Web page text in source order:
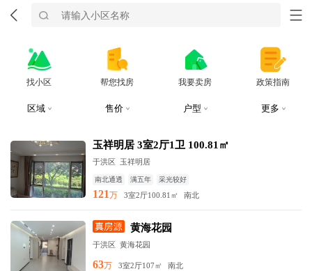
找小区 帮您找房 我要卖房 政策指南
区域 售价 户型 更多
玉祥明居 3室2厅1卫 100.81㎡
于洪区 玉祥明居
南北通透 满五年 采光较好
121万 3室2厅100.81㎡ 南北
黄海花园
于洪区 黄海花园
63万 3室2厅107㎡ 南北